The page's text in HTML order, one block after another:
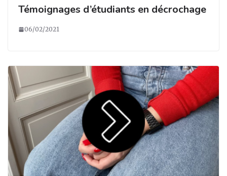
Témoignages d’étudiants en décrochage
06/02/2021